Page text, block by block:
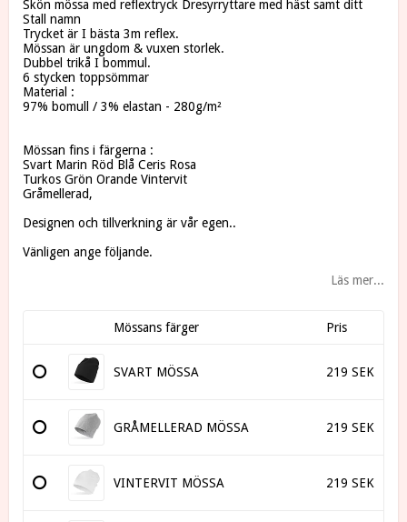
Skön mössa med reflextryck Dresyrryttare med häst samt ditt
Stall namn
Trycket är I bästa 3m reflex.
Mössan är ungdom & vuxen storlek.
Dubbel trikå I bommul.
6 stycken toppsömmar
Material :
97% bomull / 3% elastan - 280g/m²
Mössan fins i färgerna :
Svart Marin Röd Blå Ceris Rosa
Turkos Grön Orande Vintervit
Gråmellerad,
Designen och tillverkning är vår egen..
Vänligen ange följande.
Läs mer...
Mössans färger Pris
SVART MÖSSA 219 SEK
GRÅMELLERAD MÖSSA 219 SEK
VINTERVIT MÖSSA 219 SEK